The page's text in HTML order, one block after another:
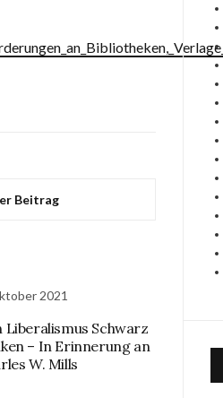
Beitrag
2021
Liberalismus Schwarz
– In Erinnerung an
W. Mills